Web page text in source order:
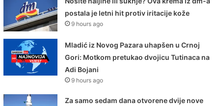
postala je letni hit protiv iritacije kože
9 hours ago
Mladić iz Novog Pazara uhapšen u Crnoj
Gori: Motkom pretukao dvojicu Tutinaca na
Adi Bojani
9 hours ago
Za samo sedam dana otvorene dvije nove